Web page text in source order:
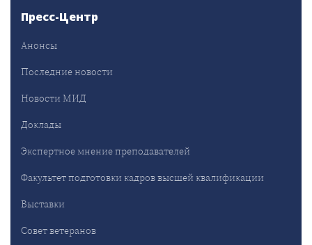
Пресс-Центр
Анонсы
Последние новости
Новости МИД
Доклады
Экспертное мнение преподавателей
Факультет подготовки кадров высшей квалификации
Выставки
Совет ветеранов